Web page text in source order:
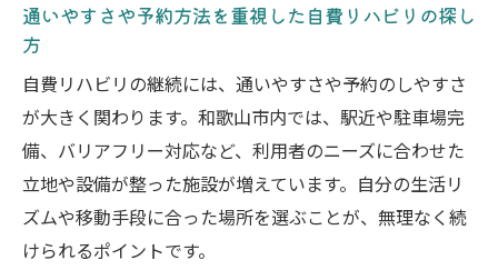
通いやすさや予約方法を重視した自費リハビリの探し
方
自費リハビリの継続には、通いやすさや予約のしやすさ
が大きく関わります。和歌山市内では、駅近や駐車場完
備、バリアフリー対応など、利用者のニーズに合わせた
立地や設備が整った施設が増えています。自分の生活リ
ズムや移動手段に合った場所を選ぶことが、無理なく続
けられるポイントです。